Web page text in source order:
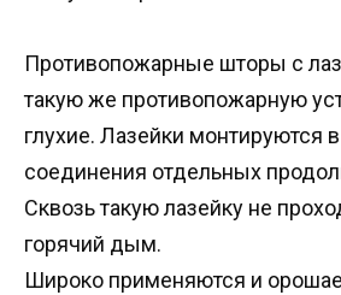
Противопожарные шторы с
такую же противопожарную
глухие. Лазейки монтируются
соединения отдельных
Сквозь такую лазейку не
горячий дым.
Широко применяются и